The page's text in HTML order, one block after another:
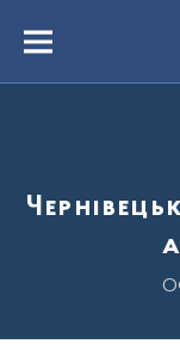
вмістуMenu